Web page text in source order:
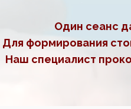
Один сеанс
Для формирования
Наш специалист